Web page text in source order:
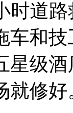
时道
车和
星级
就修好